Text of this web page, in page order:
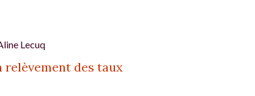
Lecuq
relèvement des taux